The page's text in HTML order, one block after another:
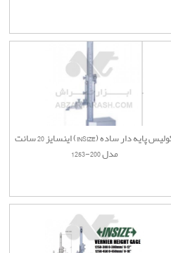
کولیس پایه دار ساده (INSIZE) اینسایز 20 سانت
مدل 200-1253